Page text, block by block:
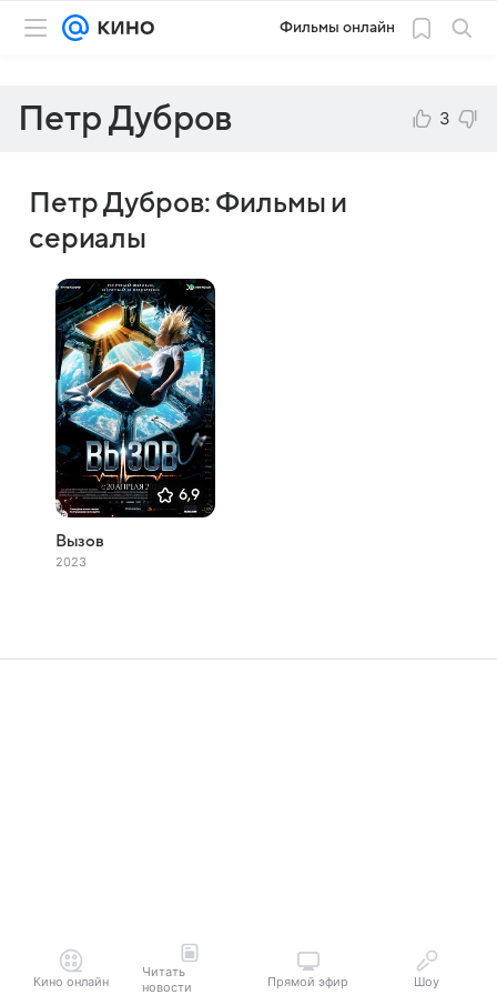
Фильмы онлайн
Петр Дубров 3
Петр Дубров: Фильмы и
сериалы
6,9
Вызов
2023
Кино онлайн
Читать
новости
Прямой эфир Шоу